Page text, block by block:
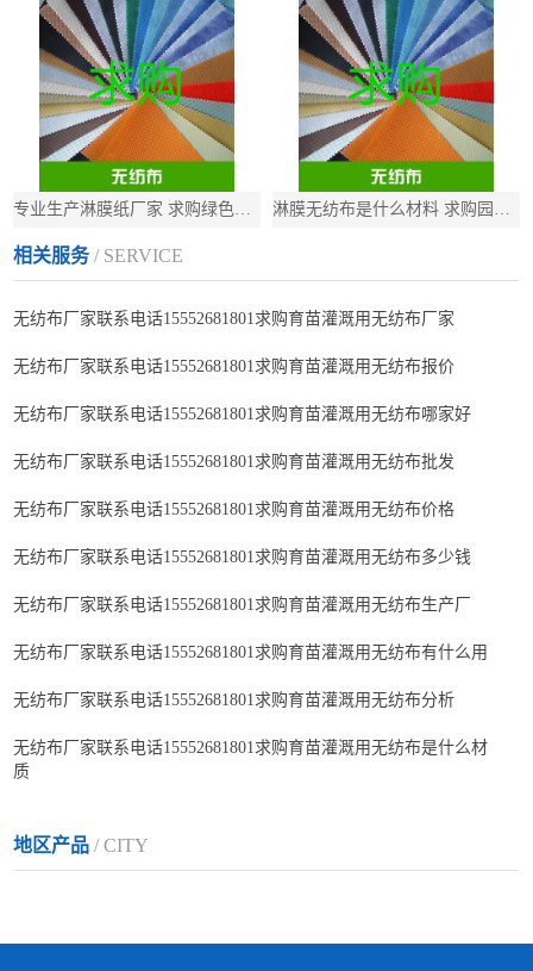
专业生产淋膜纸厂家 求购绿色防寒无纺布 淋膜无纺布是什么材料 求购‌园艺防冻SMS无纺布‌
相关服务/ SERVICE
无纺布厂家联系电话15552681801求购育苗灌溉用无纺布厂家
无纺布厂家联系电话15552681801求购育苗灌溉用无纺布报价
无纺布厂家联系电话15552681801求购育苗灌溉用无纺布哪家好
无纺布厂家联系电话15552681801求购育苗灌溉用无纺布批发
无纺布厂家联系电话15552681801求购育苗灌溉用无纺布价格
无纺布厂家联系电话15552681801求购育苗灌溉用无纺布多少钱
无纺布厂家联系电话15552681801求购育苗灌溉用无纺布生产厂
无纺布厂家联系电话15552681801求购育苗灌溉用无纺布有什么用
无纺布厂家联系电话15552681801求购育苗灌溉用无纺布分析
无纺布厂家联系电话15552681801求购育苗灌溉用无纺布是什么材
质
地区产品/ CITY